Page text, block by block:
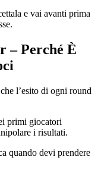
e vai avanti prima
– Perché È
l’esito di ogni round
primi giocatori
i risultati.
quando devi prendere